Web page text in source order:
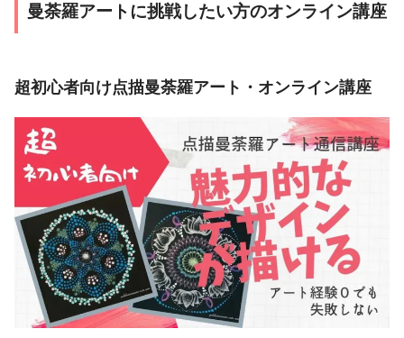
曼荼羅アートに挑戦したい方のオンライン講座
超初心者向け点描曼荼羅アート・オンライン講座